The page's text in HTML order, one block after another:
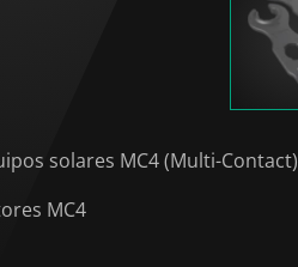
solares MC4 (Multi-Contact)
MC4